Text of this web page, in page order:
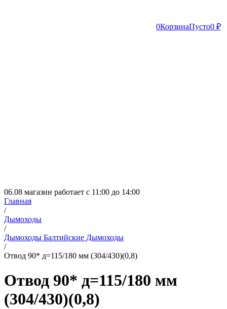
0КорзинаПусто0 ₽
06.08 магазин работает с 11:00 до 14:00
Главная
/
Дымоходы
/
Дымоходы Балтийские Дымоходы
/
Отвод 90* д=115/180 мм (304/430)(0,8)
Отвод 90* д=115/180 мм
(304/430)(0,8)